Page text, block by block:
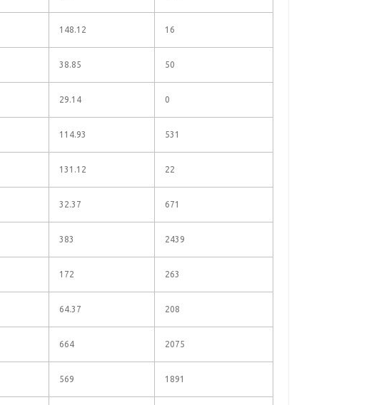
148.12 16
38.85 50
29.14 0
114.93 531
131.12 22
32.37 671
383 2439
172 263
64.37 208
664 2075
569 1891